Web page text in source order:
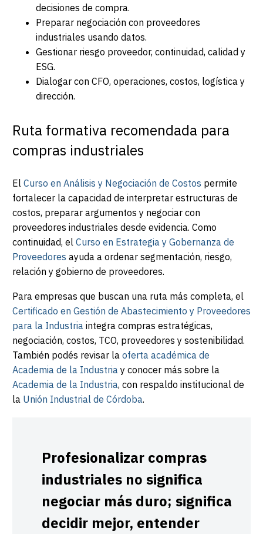
decisiones de compra.
Preparar negociación con proveedores
industriales usando datos.
Gestionar riesgo proveedor, continuidad, calidad y
ESG.
Dialogar con CFO, operaciones, costos, logística y
dirección.
Ruta formativa recomendada para
compras industriales
El Curso en Análisis y Negociación de Costos permite
fortalecer la capacidad de interpretar estructuras de
costos, preparar argumentos y negociar con
proveedores industriales desde evidencia. Como
continuidad, el Curso en Estrategia y Gobernanza de
Proveedores ayuda a ordenar segmentación, riesgo,
relación y gobierno de proveedores.
Para empresas que buscan una ruta más completa, el
Certificado en Gestión de Abastecimiento y Proveedores
para la Industria integra compras estratégicas,
negociación, costos, TCO, proveedores y sostenibilidad.
También podés revisar la oferta académica de
Academia de la Industria y conocer más sobre la
Academia de la Industria, con respaldo institucional de
la Unión Industrial de Córdoba.
Profesionalizar compras
industriales no significa
negociar más duro; significa
decidir mejor, entender